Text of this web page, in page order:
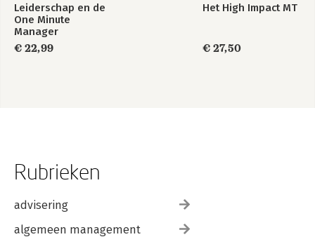
Leiderschap en de
One Minute
Manager
€ 22,99
Het High Impact MT
€ 27,50
Rubrieken
advisering
algemeen management